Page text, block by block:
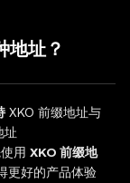
地址？
XKO 前缀地址与
址
用 XKO 前缀地
更好的产品体验